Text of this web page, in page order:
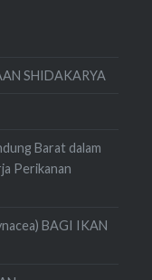
SHIDAKARYA
Barat dalam
Perikanan
BAGI IKAN